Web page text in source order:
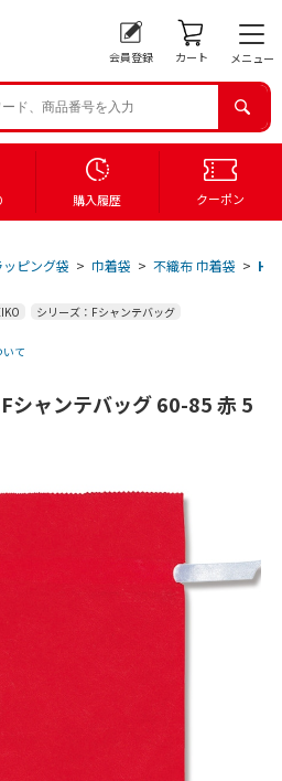
会員登録 カート メニュー
購入履歴 クーポン
ッピング袋 > 巾着袋 > 不織布 巾着袋 >
シリーズ：Fシャンテバッグ
て
シャンテバッグ 60-85 赤 5